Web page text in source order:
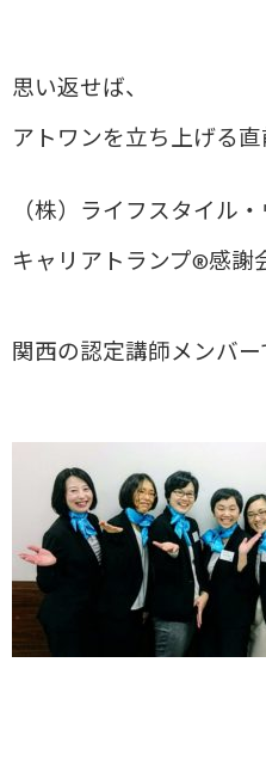
思い返せば、
アトワンを立ち上げる直
（株）ライフスタイル
キャリアトランプ®感謝
関西の認定講師メンバー